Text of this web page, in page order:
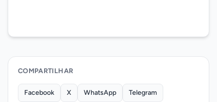
COMPARTILHAR
Facebook X WhatsApp Telegram